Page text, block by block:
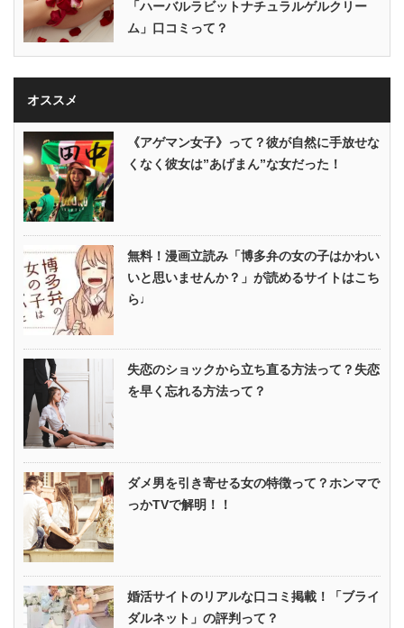
「ハーバルラビットナチュラルゲルクリー
ム」口コミって？
オススメ
《アゲマン女子》って？彼が自然に手放せな
くなく彼女は”あげまん”な女だった！
無料！漫画立読み「博多弁の女の子はかわい
いと思いませんか？」が読めるサイトはこち
ら♩
失恋のショックから立ち直る方法って？失恋
を早く忘れる方法って？
ダメ男を引き寄せる女の特徴って？ホンマで
っかTVで解明！！
婚活サイトのリアルな口コミ掲載！「ブライ
ダルネット」の評判って？